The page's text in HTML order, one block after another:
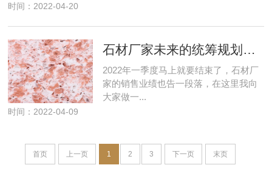
时间：2022-04-20
石材厂家未来的统筹规划实施
2022年一季度马上就要结束了，石材厂
家的销售业绩也告一段落，在这里我向
大家做一...
时间：2022-04-09
首页 上一页 1 2 3 下一页 末页